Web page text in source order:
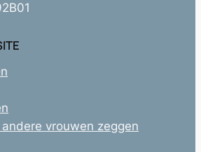
vrouwen zeggen